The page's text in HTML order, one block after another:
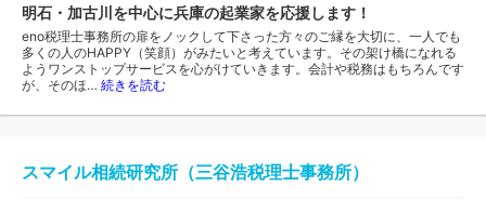
明石・加古川を中心に兵庫の起業家を応援します！
eno税理士事務所の扉をノックして下さった方々のご縁を大切に、一人でも
多くの人のHAPPY（笑顔）がみたいと考えています。その架け橋になれる
ようワンストップサービスを心がけていきます。会計や税務はもちろんです
が、そのほ… 続きを読む
スマイル相続研究所（三谷浩税理士事務所）